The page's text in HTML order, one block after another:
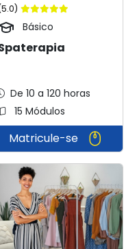
Básico
De 10 a 120 horas
15 Módulos
Matricule-se